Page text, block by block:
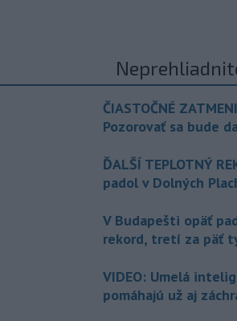
ČIASTOČNÉ
Pozorovať sa bude
ĎALŠÍ TEPLOTNÝ
padol v Dolných
V Budapešti opäť
rekord, tretí za päť
VIDEO: Umelá
pomáhajú už aj